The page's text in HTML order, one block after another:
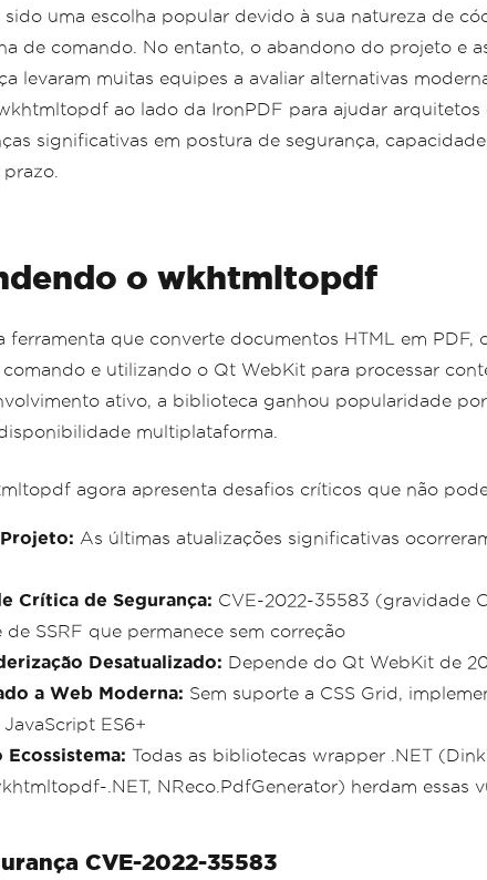
uma escolha popular devido à sua natureza de
de comando. No entanto, o abandono do projeto e
levaram muitas equipes a avaliar alternativas
ao lado da IronPDF para ajudar arquitetos
significativas em postura de segurança,
o wkhtmltopdf
que converte documentos HTML em PDF,
e utilizando o Qt WebKit para processar
ativo, a biblioteca ganhou popularidade
multiplataforma.
agora apresenta desafios críticos que não
As últimas atualizações significativas
Crítica de Segurança: CVE-2022-35583 (gravidade
SSRF que permanece sem correção
Desatualizado: Depende do Qt WebKit de
a Web Moderna: Sem suporte a CSS Grid,
ES6+
Ecossistema: Todas as bibliotecas wrapper .NET
.NET, NReco.PdfGenerator) herdam essas
CVE-2022-35583